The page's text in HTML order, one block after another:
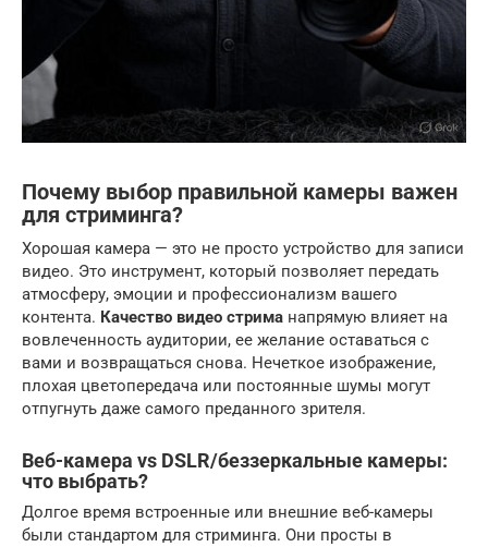
Почему выбор правильной камеры важен
для стриминга?
Хорошая камера — это не просто устройство для записи
видео. Это инструмент, который позволяет передать
атмосферу, эмоции и профессионализм вашего
контента. Качество видео стрима напрямую влияет на
вовлеченность аудитории, ее желание оставаться с
вами и возвращаться снова. Нечеткое изображение,
плохая цветопередача или постоянные шумы могут
отпугнуть даже самого преданного зрителя.
Веб-камера vs DSLR/беззеркальные камеры:
что выбрать?
Долгое время встроенные или внешние веб-камеры
были стандартом для стриминга. Они просты в